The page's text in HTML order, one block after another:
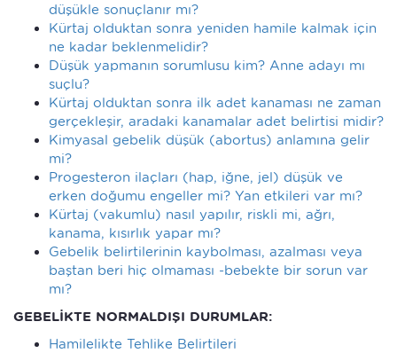
düşükle sonuçlanır mı?
Kürtaj olduktan sonra yeniden hamile kalmak için
ne kadar beklenmelidir?
Düşük yapmanın sorumlusu kim? Anne adayı mı
suçlu?
Kürtaj olduktan sonra ilk adet kanaması ne zaman
gerçekleşir, aradaki kanamalar adet belirtisi midir?
Kimyasal gebelik düşük (abortus) anlamına gelir
mi?
Progesteron ilaçları (hap, iğne, jel) düşük ve
erken doğumu engeller mi? Yan etkileri var mı?
Kürtaj (vakumlu) nasıl yapılır, riskli mi, ağrı,
kanama, kısırlık yapar mı?
Gebelik belirtilerinin kaybolması, azalması veya
baştan beri hiç olmaması -bebekte bir sorun var
mı?
GEBELİKTE NORMALDIŞI DURUMLAR:
Hamilelikte Tehlike Belirtileri